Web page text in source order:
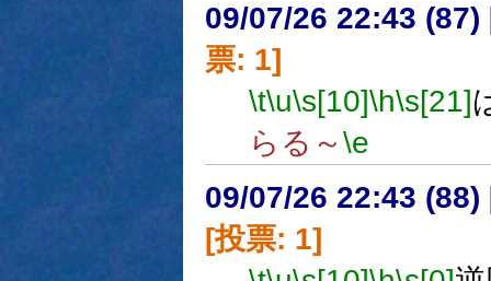
09/07/26 22:43 (87)
票: 1]
\t\u\s[10]\h\s[21]
らる～\e
09/07/26 22:43 (88)
[投票: 1]